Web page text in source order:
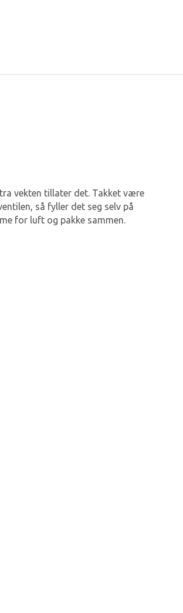
vekten tillater det. Takket være
så fyller det seg selv på
for luft og pakke sammen.